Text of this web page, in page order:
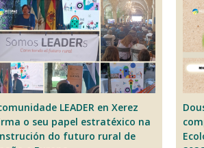
LEADER en Xerez
o seu papel estratéxico na
do futuro rural de